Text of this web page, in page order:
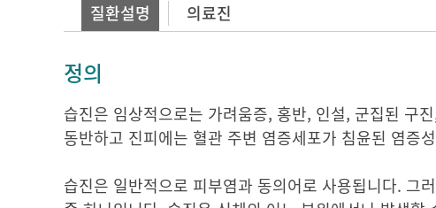
질환설명 의료진
정의
습진은 임상적으로는 가려움증, 홍반, 인설, 군집된 구
동반하고 진피에는 혈관 주변 염증세포가 침윤된 염증
습진은 일반적으로 피부염과 동의어로 사용됩니다. 그